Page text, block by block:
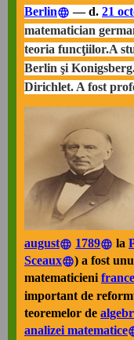
Berlin
— d. 21
matematician
teoria funcţiilor.A
Berlin şi
Dirichlet. A fost
august
1789 la
Sceaux
) a fost
matematicieni
important de
teoremelor de
analizei matematice